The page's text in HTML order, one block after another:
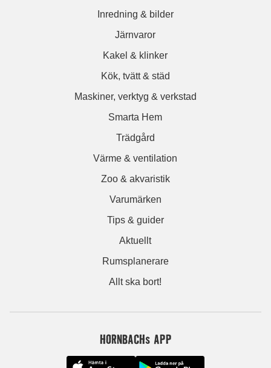
Inredning & bilder
Järnvaror
Kakel & klinker
Kök, tvätt & städ
Maskiner, verktyg & verkstad
Smarta Hem
Trädgård
Värme & ventilation
Zoo & akvaristik
Varumärken
Tips & guider
Aktuellt
Rumsplanerare
Allt ska bort!
HORNBACHs APP